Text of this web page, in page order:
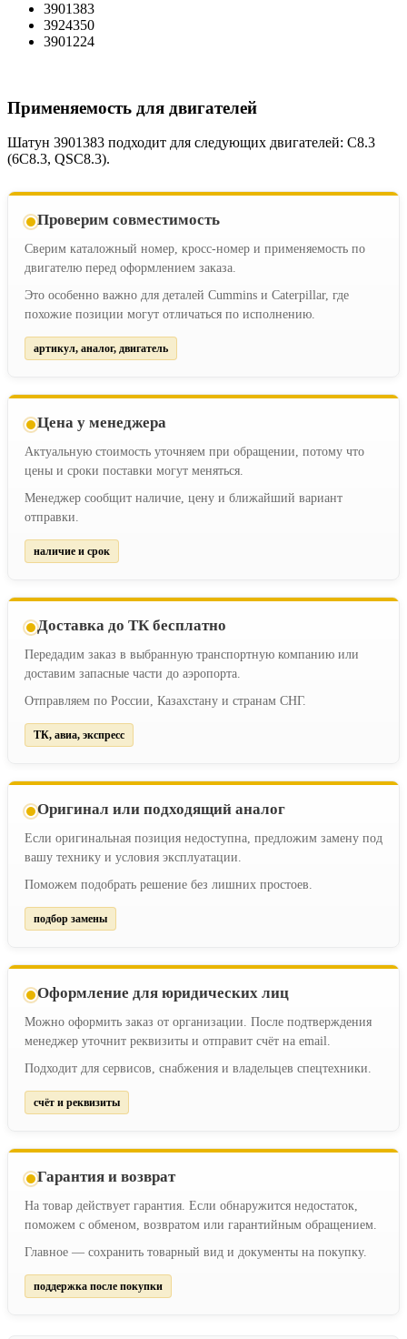
3901383
3924350
3901224
Применяемость для двигателей
Шатун 3901383 подходит для следующих двигателей: C8.3
(6C8.3, QSC8.3).
Проверим совместимость
Сверим каталожный номер, кросс-номер и применяемость по
двигателю перед оформлением заказа.
Это особенно важно для деталей Cummins и Caterpillar, где
похожие позиции могут отличаться по исполнению.
артикул, аналог, двигатель
Цена у менеджера
Актуальную стоимость уточняем при обращении, потому что
цены и сроки поставки могут меняться.
Менеджер сообщит наличие, цену и ближайший вариант
отправки.
наличие и срок
Доставка до ТК бесплатно
Передадим заказ в выбранную транспортную компанию или
доставим запасные части до аэропорта.
Отправляем по России, Казахстану и странам СНГ.
ТК, авиа, экспресс
Оригинал или подходящий аналог
Если оригинальная позиция недоступна, предложим замену под
вашу технику и условия эксплуатации.
Поможем подобрать решение без лишних простоев.
подбор замены
Оформление для юридических лиц
Можно оформить заказ от организации. После подтверждения
менеджер уточнит реквизиты и отправит счёт на email.
Подходит для сервисов, снабжения и владельцев спецтехники.
счёт и реквизиты
Гарантия и возврат
На товар действует гарантия. Если обнаружится недостаток,
поможем с обменом, возвратом или гарантийным обращением.
Главное — сохранить товарный вид и документы на покупку.
поддержка после покупки